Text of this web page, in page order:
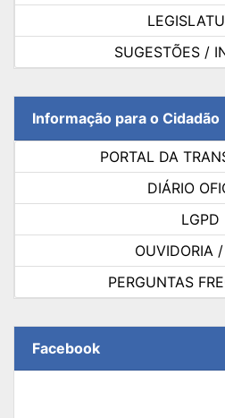
SUGESTÕES /
Informação para o Cidadão
PORTAL DA
DIÁRIO
LGPD
OUVIDORIA
PERGUNTAS
Facebook